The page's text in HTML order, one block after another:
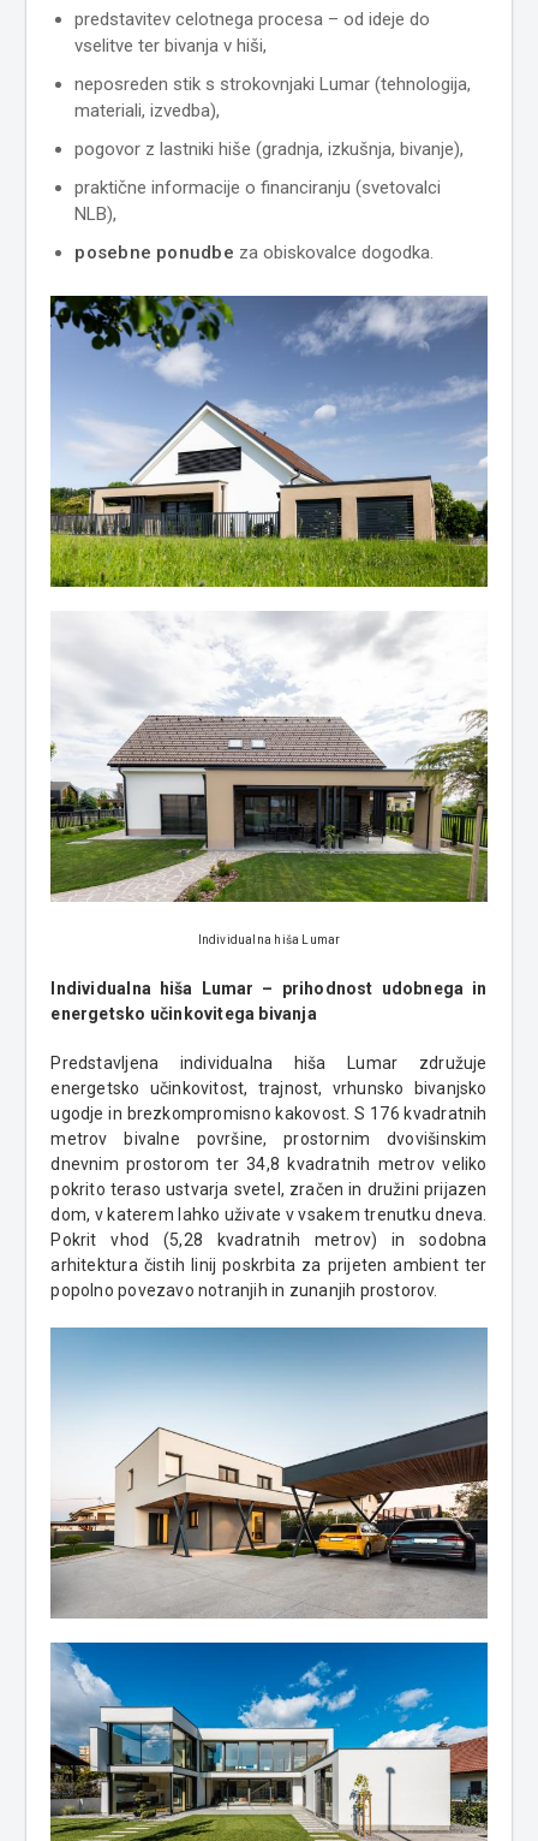
predstavitev celotnega procesa – od ideje do
vselitve ter bivanja v hiši,
neposreden stik s strokovnjaki Lumar (tehnologija,
materiali, izvedba),
pogovor z lastniki hiše (gradnja, izkušnja, bivanje),
praktične informacije o financiranju (svetovalci
NLB),
posebne ponudbe za obiskovalce dogodka.
Individualna hiša Lumar
Individualna hiša Lumar – prihodnost udobnega in
energetsko učinkovitega bivanja
Predstavljena individualna hiša Lumar združuje
energetsko učinkovitost, trajnost, vrhunsko bivanjsko
ugodje in brezkompromisno kakovost. S 176 kvadratnih
metrov bivalne površine, prostornim dvovišinskim
dnevnim prostorom ter 34,8 kvadratnih metrov veliko
pokrito teraso ustvarja svetel, zračen in družini prijazen
dom, v katerem lahko uživate v vsakem trenutku dneva.
Pokrit vhod (5,28 kvadratnih metrov) in sodobna
arhitektura čistih linij poskrbita za prijeten ambient ter
popolno povezavo notranjih in zunanjih prostorov.